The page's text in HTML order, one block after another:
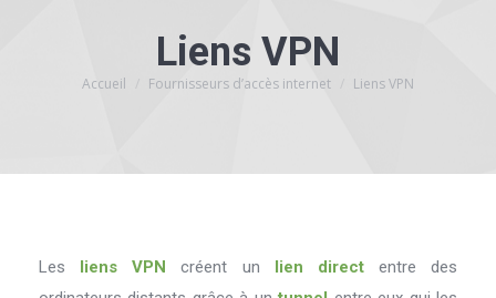
Liens VPN
Vous êtes ici :
Accueil Fournisseurs d’accès internet Liens VPN
Les liens VPN créent un lien directentre des